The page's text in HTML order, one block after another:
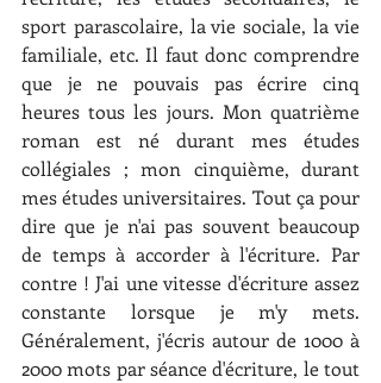
sport parascolaire, la vie sociale, la vie
familiale, etc. Il faut donc comprendre
que je ne pouvais pas écrire cinq
heures tous les jours. Mon quatrième
roman est né durant mes études
collégiales ; mon cinquième, durant
mes études universitaires. Tout ça pour
dire que je n'ai pas souvent beaucoup
de temps à accorder à l'écriture. Par
contre ! J'ai une vitesse d'écriture assez
constante lorsque je m'y mets.
Généralement, j'écris autour de 1000 à
2000 mots par séance d'écriture, le tout